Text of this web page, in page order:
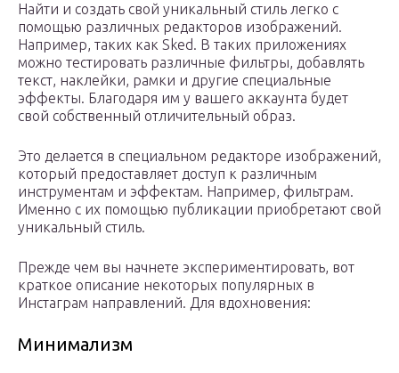
Найти и создать свой уникальный стиль легко с
помощью различных редакторов изображений.
Например, таких как Sked. В таких приложениях
можно тестировать различные фильтры, добавлять
текст, наклейки, рамки и другие специальные
эффекты. Благодаря им у вашего аккаунта будет
свой собственный отличительный образ.
Это делается в специальном редакторе изображений,
который предоставляет доступ к различным
инструментам и эффектам. Например, фильтрам.
Именно с их помощью публикации приобретают свой
уникальный стиль.
Прежде чем вы начнете экспериментировать, вот
краткое описание некоторых популярных в
Инстаграм направлений. Для вдохновения:
Минимализм